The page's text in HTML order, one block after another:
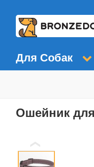
Для Собак
Ошейник